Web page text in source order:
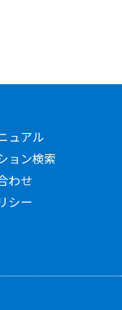
ュアル
ョン検索
わせ
シー